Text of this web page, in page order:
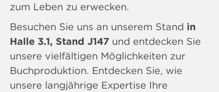
zum Leben zu erwecken.
Besuchen Sie uns an unserem Stand in
Halle 3.1, Stand J147 und entdecken Sie
unsere vielfältigen Möglichkeiten zur
Buchproduktion. Entdecken Sie, wie
unsere langjährige Expertise Ihre